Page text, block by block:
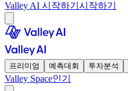
Valley AI 시작하기 시작하기
프리미엄 예측대회 투자분석
Valley Space인기